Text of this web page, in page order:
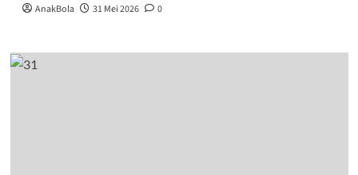
AnakBola 31 Mei 2026 0